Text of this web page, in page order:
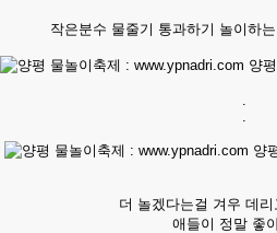
작은분수 물줄기 통과하기 놀이하
.
.
더 놀겠다는걸 겨우 데
애들이 정말 좋